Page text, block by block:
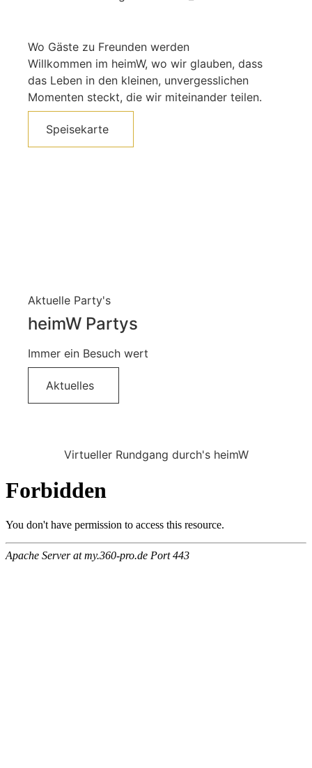
Wo Gäste zu Freunden werden
Willkommen im heimW, wo wir glauben, dass
das Leben in den kleinen, unvergesslichen
Momenten steckt, die wir miteinander teilen.
Speisekarte
Aktuelle Party's
heimW Partys
Immer ein Besuch wert
Aktuelles
Virtueller Rundgang durch's heimW